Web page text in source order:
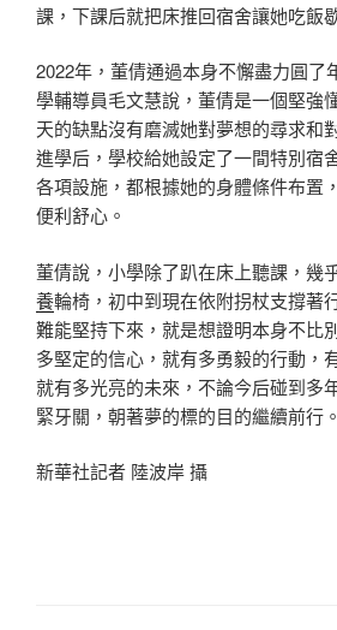
課，下課后就把床推回宿舍讓她吃飯
2022年，董倩通過本身不懈盡力圓了
學輔導員毛文慧說，董倩是一個堅強
天的缺點沒有磨滅她對夢想的尋求和
進學后，學校給她設定了一間特別宿
各項設施，都根據她的身體條件布置
便利舒心。
董倩說，小學除了趴在床上聽課，幾
養輪椅，初中到現在依附拐杖支撐著
難能堅持下來，就是想證明本身不比
多堅定的信心，就有多勇毅的行動，
就有多光亮的未來，不論今后碰到多
緊牙關，朝著夢的標的目的繼續前行。
新華社記者 陸波岸 攝